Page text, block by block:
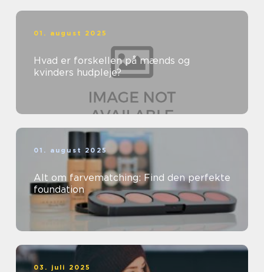
01. august 2025
Hvad er forskellen på mænds og
kvinders hudpleje?
01. august 2025
Alt om farvematching: Find den perfekte
foundation
03. juli 2025